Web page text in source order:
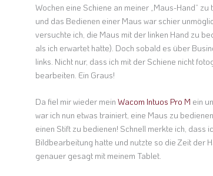
Wochen eine Schiene an meiner „Maus-Hand“
und das Bedienen einer Maus war schier
versuchte ich, die Maus mit der linken Hand zu
als ich erwartet hatte). Doch sobald es über
links. Nicht nur, dass ich mit der Schiene nicht
bearbeiten. Ein Graus!
Da fiel mir wieder meinWacom Intuos Pro M ein
war ich nun etwas trainiert, eine Maus zu
einen Stift zu bedienen! Schnell merkte ich, dass
Bildbearbeitung hatte und nutzte so die Zeit der
genauer gesagt mit meinem Tablet.